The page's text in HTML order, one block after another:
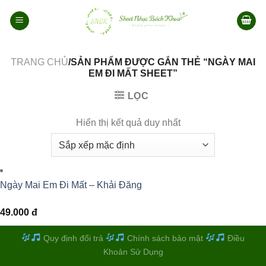
qua
TRANG CHỦ/SẢN PHẨM ĐƯỢC GẮN THẺ “NGÀY MAI
EM ĐI MẤT SHEET”
LỌC
Hiển thị kết quả duy nhất
Ngày Mai Em Đi Mất – Khải Đăng
49.000 đ
Quy định đổi trả Chính sách bảo mật
Điều
Khoản Sử Dụng